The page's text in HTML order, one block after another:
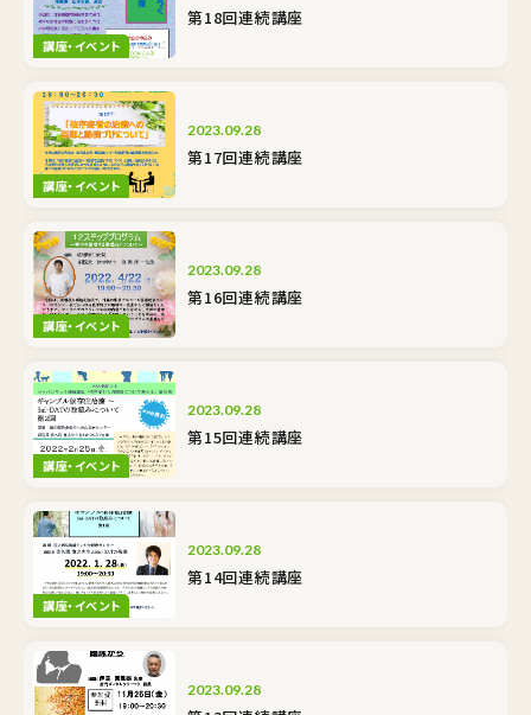
講座・イベント
第18回連続講座
講座・イベント
2023.09.28
第17回連続講座
講座・イベント
2023.09.28
第16回連続講座
講座・イベント
2023.09.28
第15回連続講座
講座・イベント
2023.09.28
第14回連続講座
2023.09.28